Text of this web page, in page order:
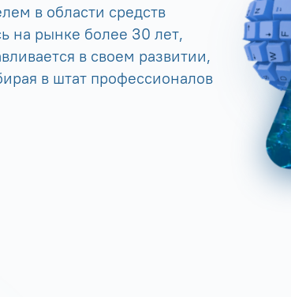
в области средств
на рынке более 30 лет,
в своем развитии,
в штат профессионалов